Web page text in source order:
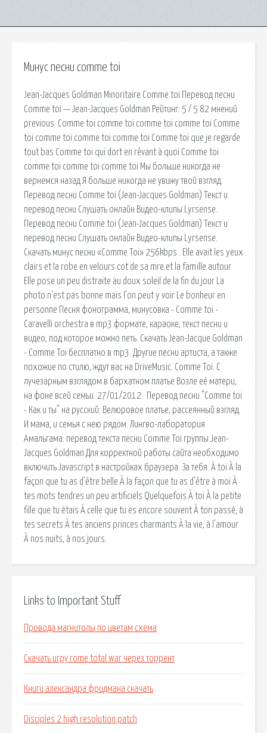
Минус песни comme toi
Jean-Jacques Goldman Minoritaire Comme toi Перевод песни
Comme toi — Jean-Jacques Goldman Рейтинг: 5 / 5 82 мнений
previous. Comme toi comme toi comme toi comme toi Comme
toi comme toi comme toi comme toi Comme toi que je regarde
tout bas Comme toi qui dort en rêvant à quoi Comme toi
comme toi comme toi comme toi Мы больше никогда не
вернемся назад Я больше никогда не увижу твой взгляд.
Перевод песни Comme toi (Jean-Jacques Goldman) Текст и
перевод песни Слушать онлайн Видео-клипы Lyrsense.
Перевод песни Comme toi (Jean-Jacques Goldman) Текст и
перевод песни Слушать онлайн Видео-клипы Lyrsense.
Скачать минус песни «Comme Toi» 256kbps . Elle avait les yeux
clairs et la robe en velours cot de sa mre et la famille autour
Elle pose un peu distraite au doux soleil de la fin du jour La
photo n'est pas bonne mais l'on peut y voir Le bonheur en
personne Песня фонограмма, минусовка - Comme toi -
Caravelli orchestra в mp3 формате, караоке, текст песни и
видео, под которое можно петь. Скачать Jean-Jacque Goldman
- Comme Toi бесплатно в mp3. Другие песни артиста, а также
похожие по стилю, ждут вас на DriveMusic. Comme Toi. С
лучезарным взглядом в бархатном платье Возле её матери,
на фоне всей семьи. 27/01/2012 · Перевод песни "Comme toi
- Как и ты" на русский: Велюровое платье, рассеянный взгляд.
И мама, и семья с нею рядом. Лингво-лаборатория
Амальгама: перевод текста песни Comme Toi группы Jean-
Jacques Goldman Для корректной работы сайта необходимо
включить Javascript в настройках браузера. За тебя: À toi À la
façon que tu as d'être belle À la façon que tu as d'être à moi À
tes mots tendres un peu artificiels Quelquefois À toi À la petite
fille que tu étais À celle que tu es encore souvent À ton passé, à
tes secrets À tes anciens princes charmants À la vie, à l'amour
À nos nuits, à nos jours.
Links to Important Stuff
Провода магнитолы по цветам схема
Скачать игру rome total war через торрент
Книги александра фридмана скачать
Disciples 2 high resolution patch